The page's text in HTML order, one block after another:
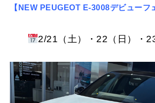
【NEW PEUGEOT E-3008デビューフ
2/21（土）・22（日）・